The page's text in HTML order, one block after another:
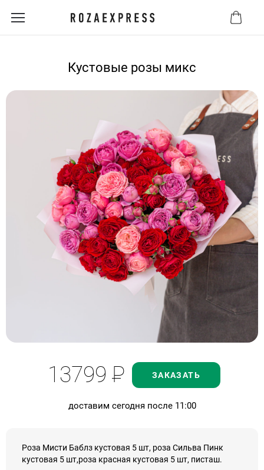
Кустовые розы микс
13799Р ЗАКАЗАТЬ
доставим сегодня после 11:00
Роза Мисти Баблз кустовая 5 шт, роза Сильва Пинк
кустовая 5 шт,роза красная кустовая 5 шт, писташ.